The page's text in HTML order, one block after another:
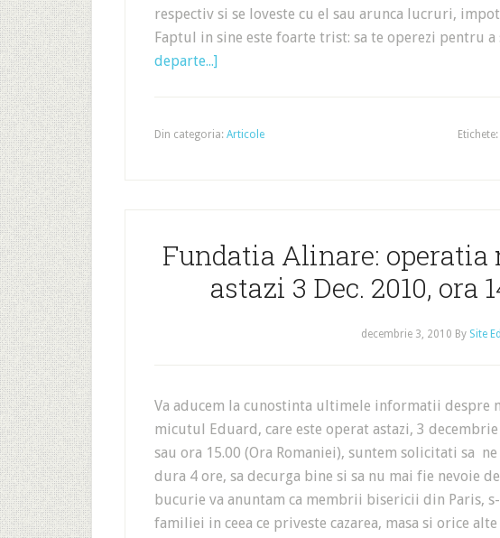
respectiv si se loveste cu el sau arunca lucruri,
Faptul in sine este foarte trist: sa te operezi pentru a
departe...]
Din categoria: Articole Etichete:
Fundatia Alinare:
astazi 3 Dec. 2010, ora
decembrie 3, 2010 By Site
Va aducem la cunostinta ultimele informatii despre
micutul Eduard, care este operat astazi, 3
sau ora 15.00 (Ora Romaniei), suntem solicitati sa
dura 4 ore, sa decurga bine si sa nu mai fie nevoie
bucurie va anuntam ca membrii bisericii din Paris,
familiei in ceea ce priveste cazarea, masa si orice